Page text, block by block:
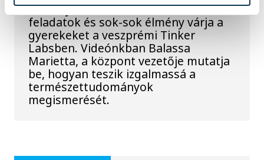
Látványos kísérletek, kreatív
feladatok és sok-sok élmény várja a
gyerekeket a veszprémi Tinker
Labsben. Videónkban Balassa
Marietta, a központ vezetője mutatja
be, hogyan teszik izgalmassá a
természettudományok
megismerését.